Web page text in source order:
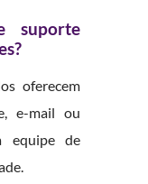
suporte
oferecem
e-mail ou
equipe de